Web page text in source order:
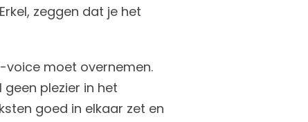
zeggen dat je het
moet overnemen.
plezier in het
goed in elkaar zet en